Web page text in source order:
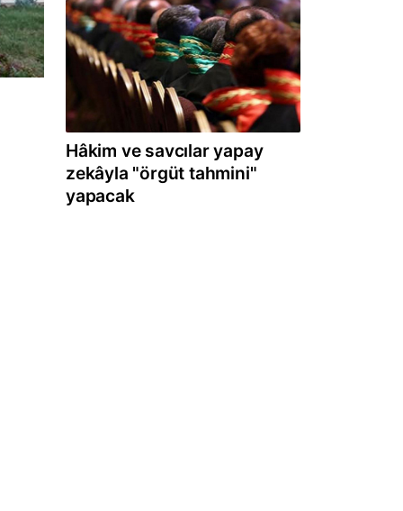
Hâkim ve savcılar yapay
zekâyla "örgüt tahmini"
yapacak